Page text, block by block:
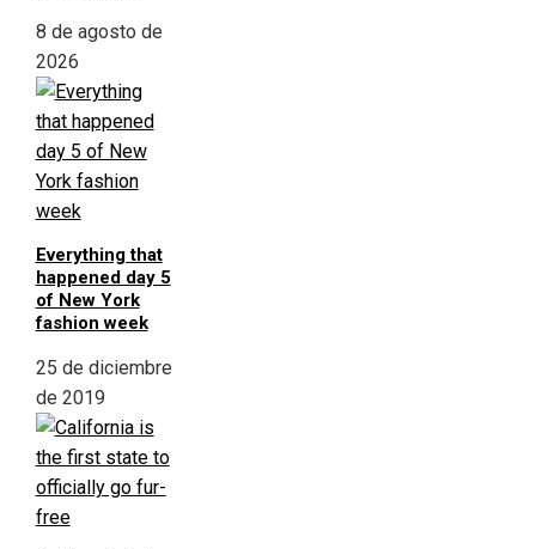
8 de agosto de
2026
Everything that
happened day 5
of New York
fashion week
25 de diciembre
de 2019